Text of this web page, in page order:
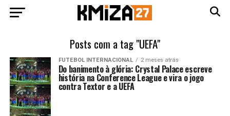
Posts com a tag "UEFA"
FUTEBOL INTERNACIONAL 2 meses atrás
Do banimento à glória: Crystal Palace escreve
história na Conference League e vira o jogo
contra Textor e a UEFA